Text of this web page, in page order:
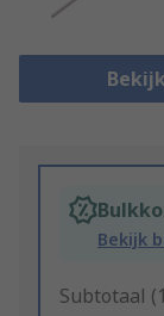
Bekijk
Subtotaal